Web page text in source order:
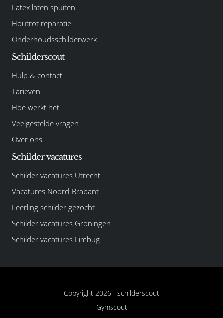
Latex laten spuiten
Houtrot reparatie
Onderhoudsschilderwerk
Schilderscout
Hulp & contact
Tarieven
Hoe werkt het
Veelgestelde vragen
Over ons
Schilder vacatures
Schilder vacatures Utrecht
Vacatures Noord-Brabant
Leerling schilder gezocht
Schilder vacatures Groningen
Schilder vacatures Limbug
Copyright 2026 - schilderscout
Gymscout